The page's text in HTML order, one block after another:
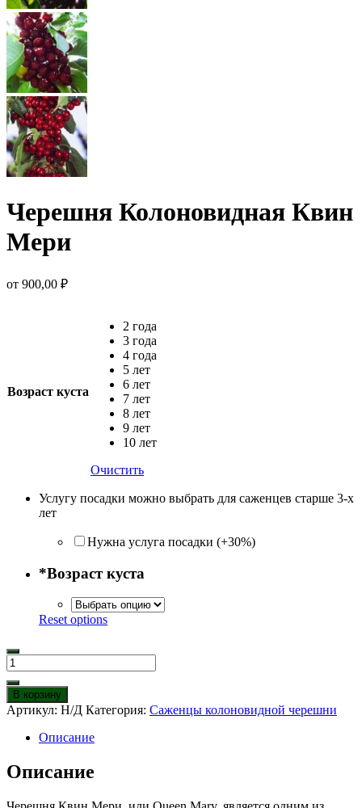
Черешня Колоновидная Квин
Мери
от 900,00 ₽
Возраст куста
2 года
3 года
4 года
5 лет
6 лет
7 лет
8 лет
9 лет
10 лет
Очистить
Услугу посадки можно выбрать для саженцев старше 3-х
лет
Нужна услуга посадки (+30%)
*Возраст куста
Reset options
Количество
товара
Черешня
Колоновидная
Квин
Мери
В корзину
Артикул: Н/Д Категория: Саженцы колоновидной черешни
Описание
Описание